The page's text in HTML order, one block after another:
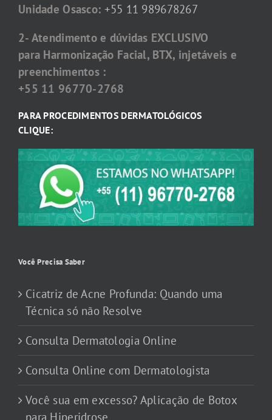
Unidade Osasco: +55 11 989678267
2- Atendimento e dúvidas EXCLUSIVO
para Harmonização Facial, BTX, injetáveis e
preenchimentos :
+55 11 96770-2768
PARA PROCEDIMENTOS DERMATOLÓGICOS
CLIQUE:
Você Precisa Saber
Cicatriz de Acne Profunda: Quando uma
Técnica só não Resolve
Consulta Dermatologia Online
Consulta Online com Dermatologista
Você sua em excesso? Aplicação de Botox